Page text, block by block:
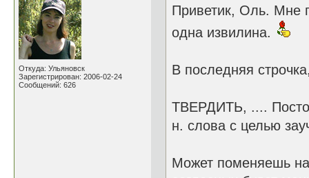
Откуда: Ульяновск
Зарегистрирован: 2006-02-24
Сообщений: 626
Приветик, Оль. Мне
одна извилина.
В последняя
ТВЕРДИТЬ, ....
н. слова с целью
Может поменяешь на